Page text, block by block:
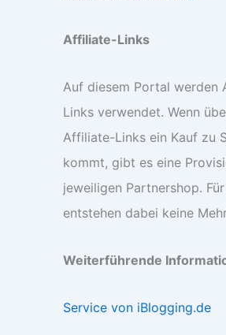
Affiliate-Links
Auf diesem Portal werden
Links verwendet. Wenn
Affiliate-Links ein Kauf zu
kommt, gibt es eine
jeweiligen Partnershop.
entstehen dabei keine
Weiterführende
Service von iBlogging.de